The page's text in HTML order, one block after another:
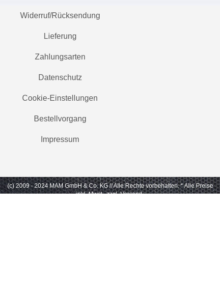
Widerruf/Rücksendung
Lieferung
Zahlungsarten
Datenschutz
Cookie-Einstellungen
Bestellvorgang
Impressum
(c) 2009 - 2024 MAM GmbH & Co. KG // Alle Rechte vorbehalten. * Alle Preise
inkl. Mwst., zzgl. Versand.